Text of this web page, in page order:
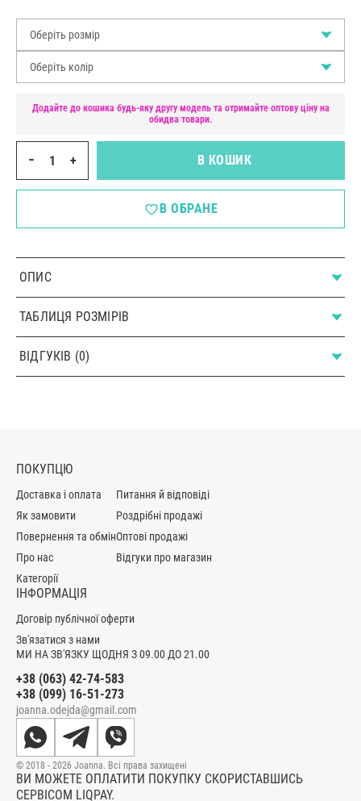
Оберіть розмір
Оберіть колір
Додайте до кошика будь-яку другу модель та отримайте оптову ціну на
обидва товари.
− + В КОШИК
В ОБРАНЕ
ОПИС
ТАБЛИЦЯ РОЗМІРІВ
ВІДГУКІВ (0)
МИ НА ЗВ'ЯЗКУ ЩОДНЯ З 09.00 ДО 21.00
+38 (063) 42-74-583
+38 (099) 16-51-273
joanna.odejda@gmail.com
ПОКУПЦЮ
Доставка і оплата
Як замовити
Повернення та обмін
Про нас
Категорії
Питання й відповіді
Роздрібні продажі
Оптові продажі
Відгуки про магазин
ІНФОРМАЦІЯ
Договір публічної оферти
Зв'язатися з нами
ВИ МОЖЕТЕ ОПЛАТИТИ ПОКУПКУ СКОРИСТАВШИСЬ
СЕРВІСОМ LIQPAY.
© 2018 - 2026 Joanna. Всі права захищені